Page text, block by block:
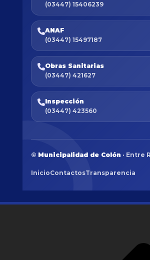
(03447) 15406239
ANAF
(03447) 15497187
Obras Sanitarias
(03447) 421627
Inspección
(03447) 423560
© Municipalidad de Colón · Entre
InicioContactosTransparencia